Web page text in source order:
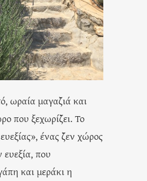
ωραία μαγαζιά και
που ξεχωρίζει. Το
ένας ζεν χώρος
που
και μεράκι η